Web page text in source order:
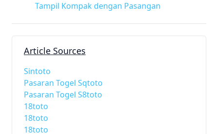
Tampil Kompak dengan Pasangan
Article Sources
Sintoto
Pasaran Togel Sqtoto
Pasaran Togel S8toto
18toto
18toto
18toto